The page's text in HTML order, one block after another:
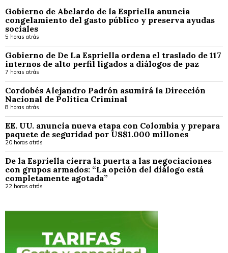
Gobierno de Abelardo de la Espriella anuncia
congelamiento del gasto público y preserva ayudas
sociales
5 horas atrás
Gobierno de De La Espriella ordena el traslado de 117
internos de alto perfil ligados a diálogos de paz
7 horas atrás
Cordobés Alejandro Padrón asumirá la Dirección
Nacional de Política Criminal
8 horas atrás
EE. UU. anuncia nueva etapa con Colombia y prepara
paquete de seguridad por US$1.000 millones
20 horas atrás
De la Espriella cierra la puerta a las negociaciones
con grupos armados: “La opción del diálogo está
completamente agotada”
22 horas atrás